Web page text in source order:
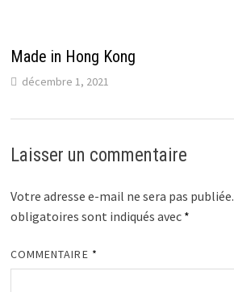
Made in Hong Kong
décembre 1, 2021
Laisser un commentaire
Votre adresse e-mail ne sera pas publiée.
obligatoires sont indiqués avec *
COMMENTAIRE *